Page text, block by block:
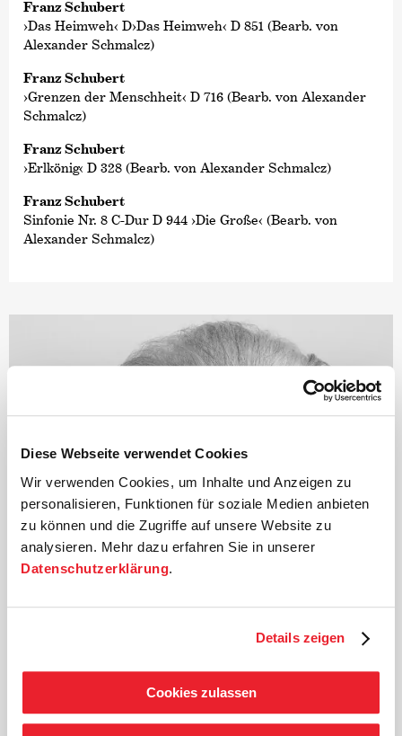
Diese Webseite verwendet Cookies
Wir verwenden Cookies, um Inhalte und Anzeigen zu
personalisieren, Funktionen für soziale Medien anbieten
zu können und die Zugriffe auf unsere Website zu
analysieren. Mehr dazu erfahren Sie in unserer
Datenschutzerklärung.
Details zeigen
Cookies zulassen
Franz Schubert
›Das Heimweh‹ D›Das Heimweh‹ D 851 (Bearb. von
Alexander Schmalcz)
Franz Schubert
›Grenzen der Menschheit‹ D 716 (Bearb. von Alexander
Schmalcz)
Franz Schubert
›Erlkönig‹ D 328 (Bearb. von Alexander Schmalcz)
Franz Schubert
Sinfonie Nr. 8 C-Dur D 944 ›Die Große‹ (Bearb. von
Alexander Schmalcz)
Dirigent